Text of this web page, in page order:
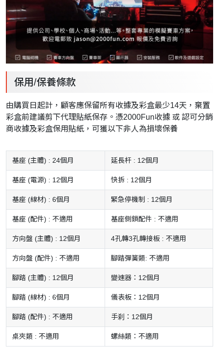
保用/保養條款
由購買日起計，顧客應保留所有收據及彩盒最少14天，棄置
彩盒前建議剪下代理貼紙保存。憑2000Fun收據 或 認可分銷
商收據及彩盒保用貼紙，可獲以下非人為損壞保養
基座 (主體) : 24個月 延長杆 : 12個月
基座 (電源) : 12個月 快拆 : 12個月
基座 (線材) : 6個月 緊急停機制 : 12個月
基座 (配件) : 不適用 基座側鎖配件 : 不適用
方向盤 (主體) : 12個月 4孔轉3孔轉接板 : 不適用
方向盤 (配件) : 不適用 腳踏彈簧類: 不適用
腳踏 (主體) : 12個月 變速器：12個月
腳踏 (線材) : 6個月 儀表板：12個月
腳踏 (配件) : 不適用 手刹：12個月
桌夾類 : 不適用 螺絲類：不適用